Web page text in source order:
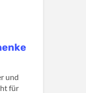
und
für